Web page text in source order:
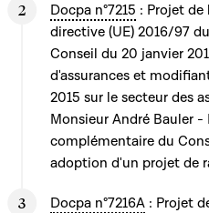
Docpa n°7215 : Projet
directive (UE) 2016/97
Conseil du 20 janvier
d'assurances et
2015 sur le secteur des
Monsieur André Bauler -
complémentaire du
adoption d'un projet de
Docpa n°7216A : Projet